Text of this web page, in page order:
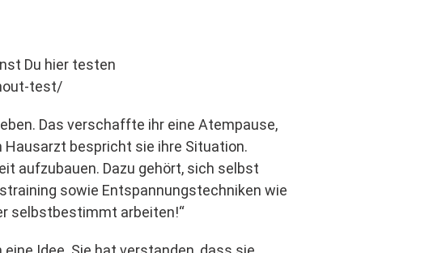
Du hier testen
test/
Das verschaffte ihr eine Atempause,
bespricht sie ihre Situation.
aufzubauen. Dazu gehört, sich selbst
sowie Entspannungstechniken wie
selbstbestimmt arbeiten!“